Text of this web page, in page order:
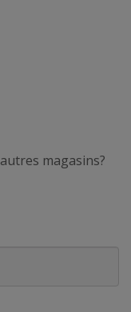
magasins?